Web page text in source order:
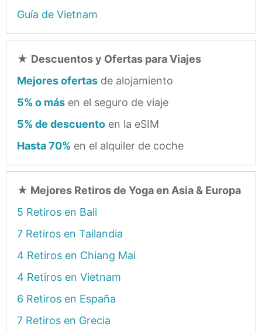
Guía de Vietnam
★ Descuentos y Ofertas para Viajes
Mejores ofertas de alojamiento
5% o más en el seguro de viaje
5% de descuento en la eSIM
Hasta 70% en el alquiler de coche
★ Mejores Retiros de Yoga en Asia & Europa
5 Retiros en Bali
7 Retiros en Tailandia
4 Retiros en Chiang Mai
4 Retiros en Vietnam
6 Retiros en España
7 Retiros en Grecia